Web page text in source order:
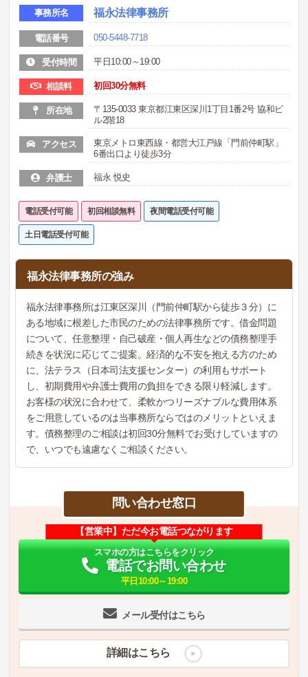
事務所名 福永法律事務所
電話番号 050-5448-7718
受付時間 平日10:00～19:00
相談料 初回30分無料
所在地
〒135-0033 東京都江東区深川1丁目1番2号 協和ビ
ル2階18
アクセス
東京メトロ東西線・都営大江戸線「門前仲町駅」
6番出口より徒歩3分
弁護士 福永 悦史
電話受付可能 初回相談無料 夜間電話受付可能
土日電話受付可能
福永法律事務所の強み
福永法律事務所は江東区深川（門前仲町駅から徒歩３分）に
ある地域に根差した市民のための法律事務所です。借金問題
について、任意整理・自己破産・個人再生などの債務整理手
続きを状況に応じてご提案。経済的な不安を抱える方のため
に、法テラス（日本司法支援センター）の利用もサポート
し、初期費用や弁護士費用の負担をできる限り軽減します。
お客様の状況に合わせて、柔軟かつリーズナブルな費用体系
をご用意しているのは当事務所ならではのメリットといえま
す。債務整理のご相談は初回30分無料でお受けしていますの
で、いつでも遠慮なくご相談ください。
問い合わせ窓口
メール受付はこちら
【営業中】ただ今お電話つながります
スマホの方はこちらをクリック
電話でお問い合わせ
平日10:00～19:00
詳細はこちら